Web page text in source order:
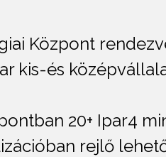
Központ
kis-és
20+ Ipar4
rejlő